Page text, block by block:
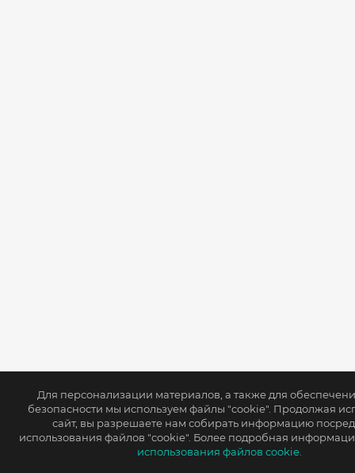
Для персонализации материалов, а также для
безопасности мы используем файлы "cookie". Продолжая
сайт, вы разрешаете нам собирать информацию
использования файлов "cookie". Более подробная
использования файлов cookie.